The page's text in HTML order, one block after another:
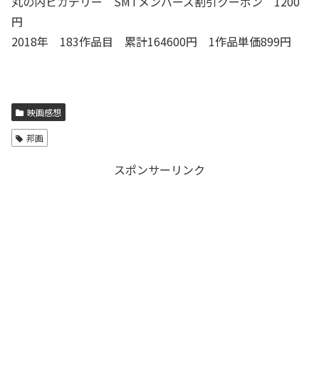
円
2018年 183作品目 累計164600円 1作品単価899円
映画感想
邦画
スポンサーリンク